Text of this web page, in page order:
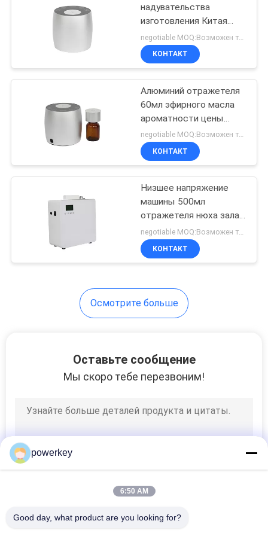
Аккумуляторный
аромадиффузор
диффузор запаха
большой площади
отражетель нюха
электрический
отражетель
ароматности
надувательства
изготовления Китая
алюминий отражетеля
60мл сразу мини
электрический
КОНТАКТ
Алюминий отражетеля
60мл эфирного масла
ароматности цены
прямой связи с
розничной торговлей
фабрики мини
negotiable MOQ:Возможен торг
КОНТАКТ
Низшее напряжение
машины 500мл
отражетеля нюха зала
ожидания
нержавеющей стали
negotiable MOQ:Возможен торг
КОНТАКТ
Осмотрите больше
Оставьте сообщение
Мы скоро тебе перезвоним!
powerkey
6:50 AM
Good day, what product are you looking for?